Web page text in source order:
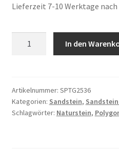
Lieferzeit 7-10 Werktage
travertingelb
41,95
€/m²
In den
Artikelnummer: SPTG2536
Kategorien: Sandstein,
Schlagwörter: Naturstein,